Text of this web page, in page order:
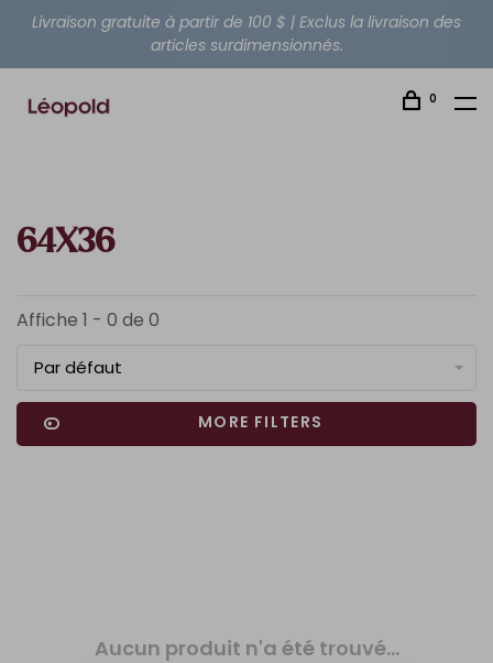
Livraison gratuite à partir de 100 $ | Exclus la livraison des
articles surdimensionnés.
0
64X36
Affiche 1 - 0 de 0
Par défaut
MORE FILTERS
Aucun produit n'a été trouvé...